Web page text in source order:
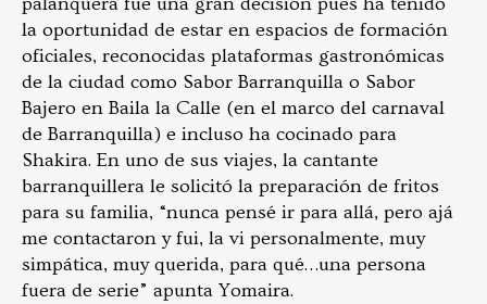
la oportunidad de estar en espacios de formación
oficiales, reconocidas plataformas gastronómicas
de la ciudad como Sabor Barranquilla o Sabor
Bajero en Baila la Calle (en el marco del carnaval
de Barranquilla) e incluso ha cocinado para
Shakira. En uno de sus viajes, la cantante
barranquillera le solicitó la preparación de fritos
para su familia, “nunca pensé ir para allá, pero ajá
me contactaron y fui, la vi personalmente, muy
simpática, muy querida, para qué…una persona
fuera de serie” apunta Yomaira.